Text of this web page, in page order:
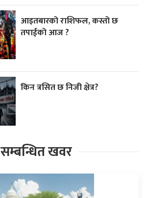
आइतबारको राशिफल, कस्तो छ
तपाईको आज ?
किन त्रसित छ निजी क्षेत्र?
सम्बन्धित खवर